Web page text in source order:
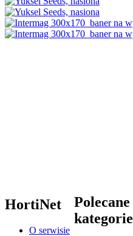
HortiNet
O serwisie
Polecane
kategorie